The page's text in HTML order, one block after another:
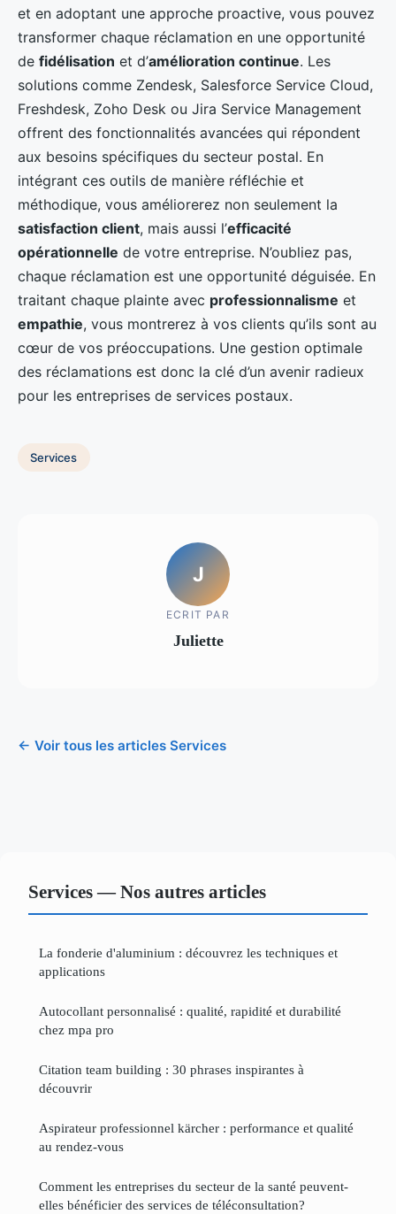
et en adoptant une approche proactive, vous pouvez
transformer chaque réclamation en une opportunité
de fidélisation et d’amélioration continue. Les
solutions comme Zendesk, Salesforce Service Cloud,
Freshdesk, Zoho Desk ou Jira Service Management
offrent des fonctionnalités avancées qui répondent
aux besoins spécifiques du secteur postal. En
intégrant ces outils de manière réfléchie et
méthodique, vous améliorerez non seulement la
satisfaction client, mais aussi l’efficacité
opérationnelle de votre entreprise. N’oubliez pas,
chaque réclamation est une opportunité déguisée. En
traitant chaque plainte avec professionnalisme et
empathie, vous montrerez à vos clients qu’ils sont au
cœur de vos préoccupations. Une gestion optimale
des réclamations est donc la clé d’un avenir radieux
pour les entreprises de services postaux.
Services
J
ECRIT PAR
Juliette
← Voir tous les articles Services
Services — Nos autres articles
La fonderie d'aluminium : découvrez les techniques et
applications
Autocollant personnalisé : qualité, rapidité et durabilité
chez mpa pro
Citation team building : 30 phrases inspirantes à
découvrir
Aspirateur professionnel kärcher : performance et qualité
au rendez-vous
Comment les entreprises du secteur de la santé peuvent-
elles bénéficier des services de téléconsultation?